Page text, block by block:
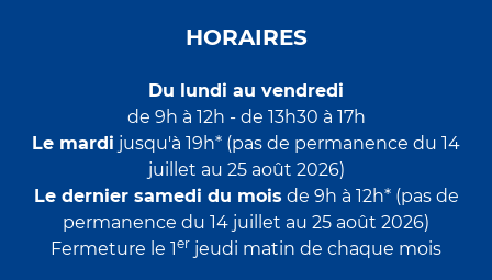
HORAIRES
Du lundi au vendredi
de 9h à 12h - de 13h30 à 17h
Le mardi jusqu'à 19h* (pas de permanence du 14
juillet au 25 août 2026)
Le dernier samedi du mois de 9h à 12h* (pas de
permanence du 14 juillet au 25 août 2026)
Fermeture le 1 er jeudi matin de chaque mois